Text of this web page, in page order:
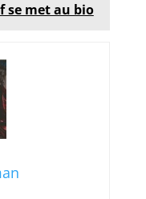
met au bio